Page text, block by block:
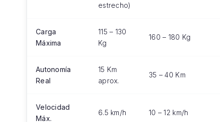
estrecho)
Carga
Máxima
115 – 130
Kg
160 – 180 Kg
Autonomía
Real
15 Km
aprox.
35 – 40 Km
Velocidad
Máx.
6.5 km/h 10 – 12 km/h